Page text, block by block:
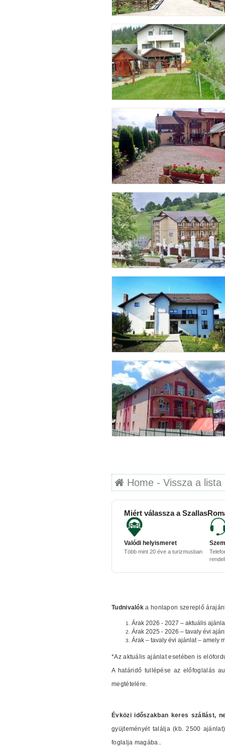
Home - Vissza a lista
Miért válassza a
Valódi helyismeret
Több mint 20 éve a turizmusban
Tudnivalók a honlapon szereplő
Árak 2026 - 2027 – aktuális
Árak 2025 - 2026 – tavaly évi
Árak – tavaly évi ajánlat – amely
*Az aktuális ajánlat esetében is
A határidő tullépése az előfoglalás
megtételére.
Évközi időszakban keres szállást,
gyüjteményét találja (kb. 2500
foglalja magába..